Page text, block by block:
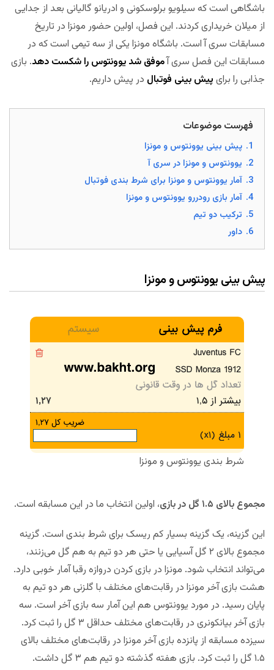
باشگاهی است که سیلویو برلوسکونی و ادریانو گالیانی بعد از جدایی
از میلان خریداری کردند. این فصل، اولین حضور مونزا در تاریخ
مسابقات سری آ است. باشگاه مونزا یکی از سه تیمی است که در
مسابقات این فصل سری آموفق شد یوونتوس را شکست دهد. بازی
جذابی را برای پیش بینی فوتبال در پیش داریم.
فهرست موضوعات
1. پیش بینی یوونتوس و مونزا
2. یوونتوس و مونزا در سری آ
3. آمار یوونتوس و مونزا برای شرط بندی فوتبال
4. آمار بازی رودررو یوونتوس و مونزا
5. ترکیب دو تیم
6. داور
پیش بینی یوونتوس و مونزا
شرط بندی یوونتوس و مونزا
مجموع بالای ۱.۵ گل در بازی
، اولین انتخاب ما در این مسابقه است.
این گزینه، یک گزینه بسیار کم ریسک برای شرط بندی است. گزینه
مجموع بالای ۲ گل آسیایی یا حتی هر دو تیم به هم گل می‌زنند،
می‌تواند انتخاب شود. مونزا در بازی کردن دروازه رقبا آمار خوبی دارد.
هشت بازی آخر مونزا در رقابت‌های مختلف با گلزنی هر دو تیم به
پایان رسید. در مورد یوونتوس هم این آمار سه بازی آخر است. سه
بازی آخر بیانکونری در رقابت‌های مختلف حداقل ۳ گل را ثبت کرد.
سیزده مسابقه از پانزده بازی آخر مونزا در رقابت‌های مختلف بالای
۱.۵ گل را ثبت کرد. بازی هفته گذشته دو تیم هم ۳ گل داشت.